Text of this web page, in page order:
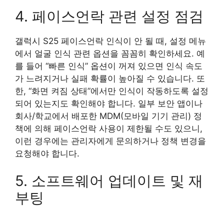
4. 페이스언락 관련 설정 점검
갤럭시 S25 페이스언락 인식이 안 될 때, 설정 메뉴
에서 얼굴 인식 관련 옵션을 꼼꼼히 확인하세요. 예
를 들어 “빠른 인식” 옵션이 꺼져 있으면 인식 속도
가 느려지거나 실패 확률이 높아질 수 있습니다. 또
한, “화면 켜짐 상태”에서만 인식이 작동하도록 설정
되어 있는지도 확인해야 합니다. 일부 보안 앱이나
회사/학교에서 배포한 MDM(모바일 기기 관리) 정
책에 의해 페이스언락 사용이 제한될 수도 있으니,
이런 경우에는 관리자에게 문의하거나 정책 변경을
요청해야 합니다.
5. 소프트웨어 업데이트 및 재
부팅